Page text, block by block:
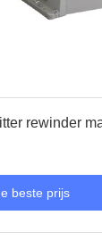
rewinder
beste prijs